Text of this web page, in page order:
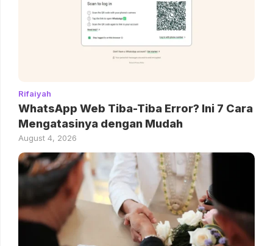
Rifaiyah
WhatsApp Web Tiba-Tiba Error? Ini 7 Cara
Mengatasinya dengan Mudah
August 4, 2026